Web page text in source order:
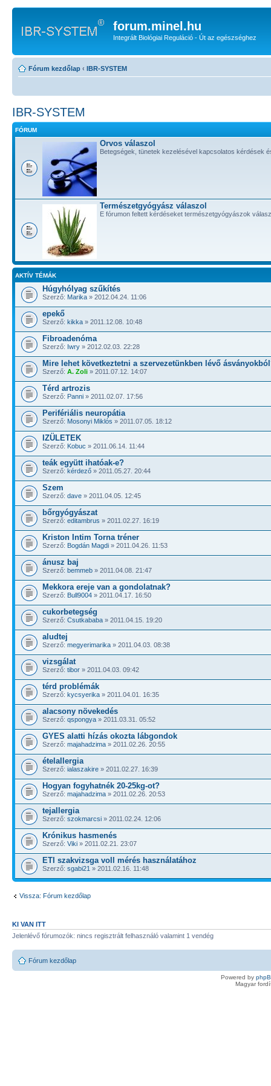
forum.minel.hu
Integrált Biológiai Reguláció - Út az egészséghez
Fórum kezdőlap ‹ IBR-SYSTEM
IBR-SYSTEM
FÓRUM
Orvos válaszol
Betegségek, tünetek kezelésével kapcsolatos kérdések
Természetgyógyász válaszol
E fórumon feltett kérdéseket természetgyógyászok
AKTÍV TÉMÁK
Húgyhólyag szűkítés
Szerző: Marika » 2012.04.24. 11:06
epekő
Szerző: kikka » 2011.12.08. 10:48
Fibroadenóma
Szerző: Iwry » 2012.02.03. 22:28
Mire lehet következtetni a szervezetünkben lévő
Szerző: A. Zoli » 2011.07.12. 14:07
Térd artrozis
Szerző: Panni » 2011.02.07. 17:56
Perifériális neuropátia
Szerző: Mosonyi Miklós » 2011.07.05. 18:12
IZÜLETEK
Szerző: Kobuc » 2011.06.14. 11:44
teák együtt ihatóak-e?
Szerző: kérdező » 2011.05.27. 20:44
Szem
Szerző: dave » 2011.04.05. 12:45
bőrgyógyászat
Szerző: editambrus » 2011.02.27. 16:19
Kriston Intim Torna tréner
Szerző: Bogdán Magdi » 2011.04.26. 11:53
ánusz baj
Szerző: bemmeb » 2011.04.08. 21:47
Mekkora ereje van a gondolatnak?
Szerző: Bull9004 » 2011.04.17. 16:50
cukorbetegség
Szerző: Csutkababa » 2011.04.15. 19:20
aludtej
Szerző: megyerimarika » 2011.04.03. 08:38
vizsgálat
Szerző: tibor » 2011.04.03. 09:42
térd problémák
Szerző: kycsyerika » 2011.04.01. 16:35
alacsony növekedés
Szerző: qspongya » 2011.03.31. 05:52
GYES alatti hízás okozta lábgondok
Szerző: majahadzima » 2011.02.26. 20:55
ételallergia
Szerző: ialaszakire » 2011.02.27. 16:39
Hogyan fogyhatnék 20-25kg-ot?
Szerző: majahadzima » 2011.02.26. 20:53
tejallergia
Szerző: szokmarcsi » 2011.02.24. 12:06
Krónikus hasmenés
Szerző: Viki » 2011.02.21. 23:07
ETI szakvizsga voll mérés használatához
Szerző: sgabi21 » 2011.02.16. 11:48
Vissza: Fórum kezdőlap
KI VAN ITT
Jelenlévő fórumozók: nincs regisztrált felhasználó valamint 1 vendég
Fórum kezdőlap
Powered by
Magyar